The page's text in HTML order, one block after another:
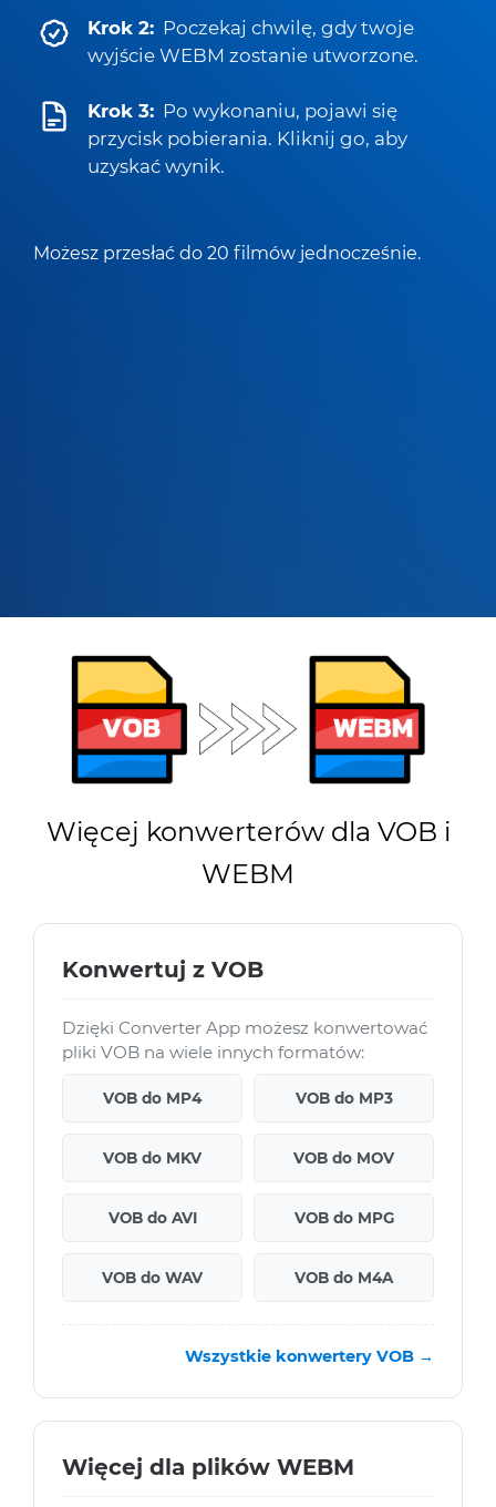
Krok 2: Poczekaj chwilę, gdy twoje
wyjście WEBM zostanie utworzone.
Krok 3: Po wykonaniu, pojawi się
przycisk pobierania. Kliknij go, aby
uzyskać wynik.
Możesz przesłać do 20 filmów jednocześnie.
Więcej konwerterów dla VOB i
WEBM
Konwertuj z VOB
Dzięki Converter App możesz konwertować
pliki VOB na wiele innych formatów:
VOB do MP4 VOB do MP3
VOB do MKV VOB do MOV
VOB do AVI VOB do MPG
VOB do WAV VOB do M4A
Wszystkie konwertery VOB →
Więcej dla plików WEBM